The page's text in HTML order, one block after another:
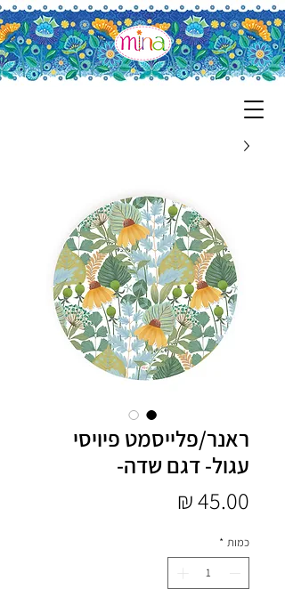
ראנר/פלייסמט פיויסי
עגול- דגם שדה-
כמות *